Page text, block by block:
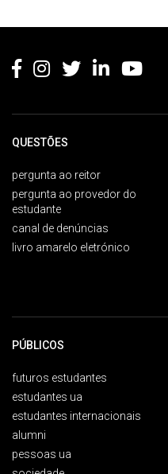
QUESTÕES
pergunta ao reitor
pergunta ao provedor do
estudante
canal de denúncias
livro amarelo eletrónico
PÚBLICOS
futuros estudantes
estudantes ua
estudantes internacionais
alumni
pessoas ua